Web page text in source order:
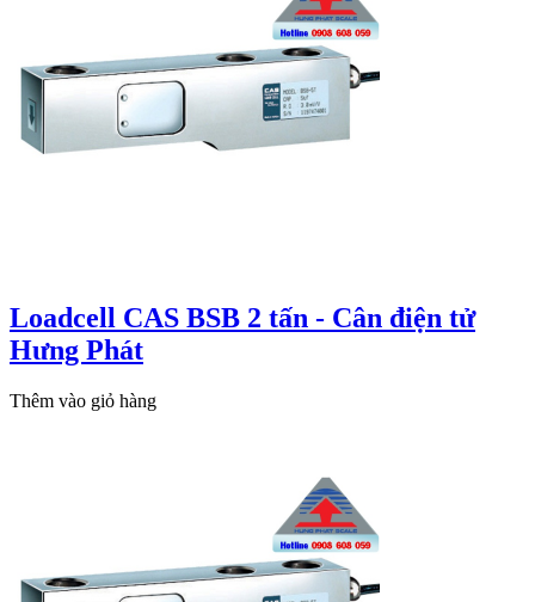
Loadcell CAS BSB 2 tấn - Cân điện tử
Hưng Phát
Thêm vào giỏ hàng